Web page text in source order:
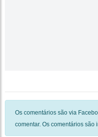
Os comentários são via
comentar. Os comentários